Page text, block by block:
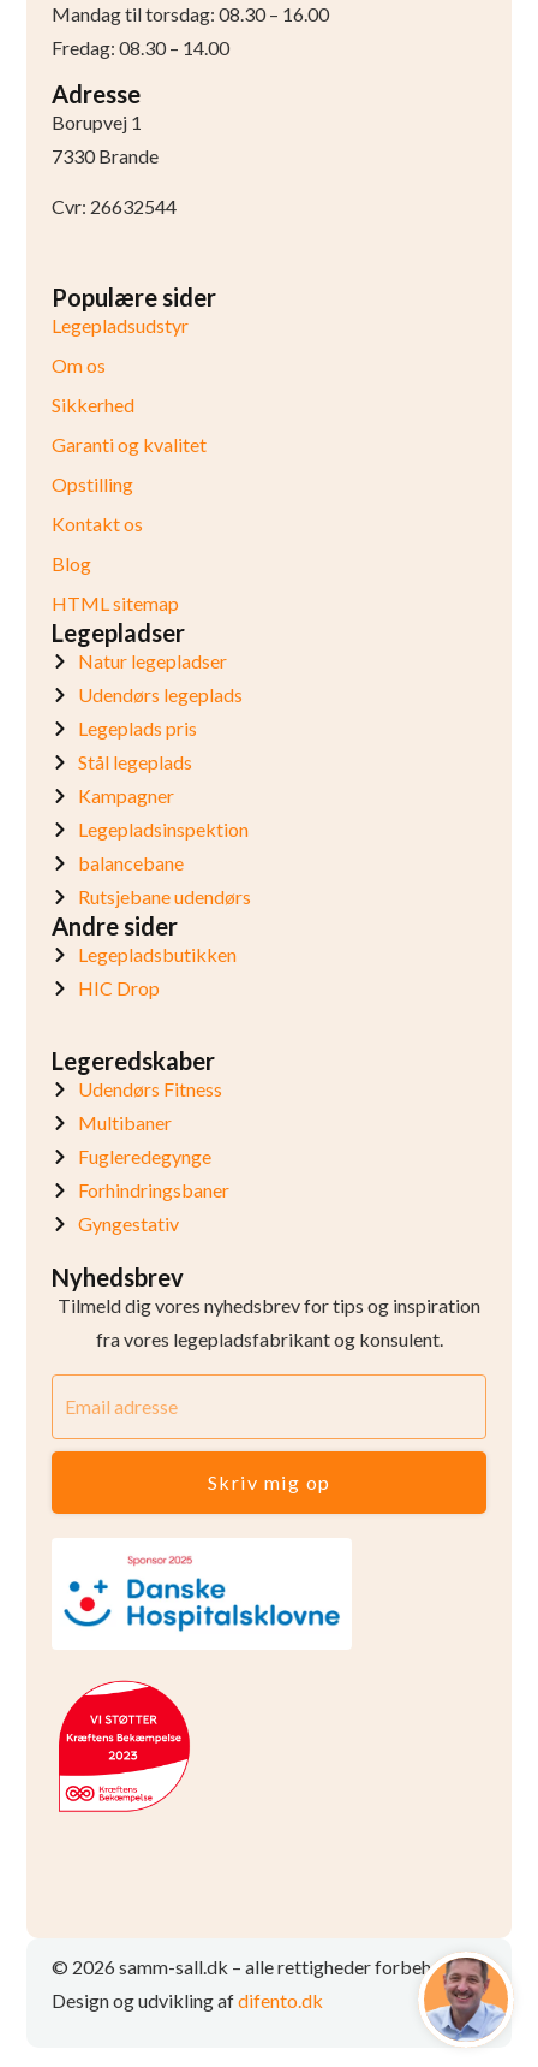
Mandag til torsdag: 08.30 – 16.00
Fredag: 08.30 – 14.00
Adresse
Borupvej 1
7330 Brande
Cvr: 26632544
Populære sider
Legepladsudstyr
Om os
Sikkerhed
Garanti og kvalitet
Opstilling
Kontakt os
Blog
HTML sitemap
Legepladser
Natur legepladser
Udendørs legeplads
Legeplads pris
Stål legeplads
Kampagner
Legepladsinspektion
balancebane
Rutsjebane udendørs
Andre sider
Legepladsbutikken
HIC Drop
Legeredskaber
Udendørs Fitness
Multibaner
Fugleredegynge
Forhindringsbaner
Gyngestativ
Nyhedsbrev
Tilmeld dig vores nyhedsbrev for tips og inspiration
fra vores legepladsfabrikant og konsulent.
Skriv mig op
© 2026 samm-sall.dk – alle rettigheder forbeholdt
Design og udvikling afdifento.dk